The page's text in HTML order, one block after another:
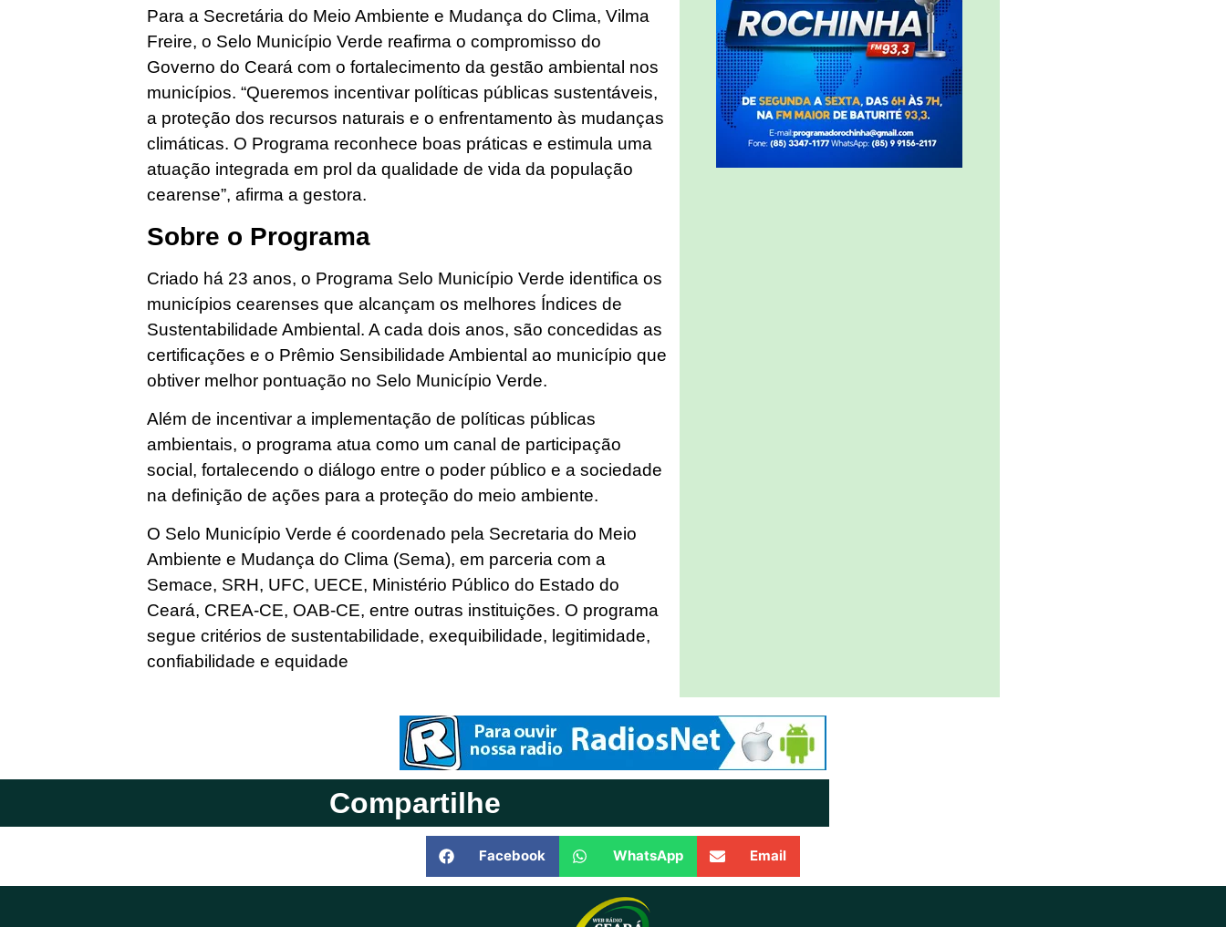
Para a Secretária do Meio Ambiente e Mudança do Clima, Vilma
Freire, o Selo Município Verde reafirma o compromisso do
Governo do Ceará com o fortalecimento da gestão ambiental nos
municípios. “Queremos incentivar políticas públicas sustentáveis,
a proteção dos recursos naturais e o enfrentamento às mudanças
climáticas. O Programa reconhece boas práticas e estimula uma
atuação integrada em prol da qualidade de vida da população
cearense”, afirma a gestora.
Sobre o Programa
Criado há 23 anos, o Programa Selo Município Verde identifica os
municípios cearenses que alcançam os melhores Índices de
Sustentabilidade Ambiental. A cada dois anos, são concedidas as
certificações e o Prêmio Sensibilidade Ambiental ao município que
obtiver melhor pontuação no Selo Município Verde.
Além de incentivar a implementação de políticas públicas
ambientais, o programa atua como um canal de participação
social, fortalecendo o diálogo entre o poder público e a sociedade
na definição de ações para a proteção do meio ambiente.
O Selo Município Verde é coordenado pela Secretaria do Meio
Ambiente e Mudança do Clima (Sema), em parceria com a
Semace, SRH, UFC, UECE, Ministério Público do Estado do
Ceará, CREA-CE, OAB-CE, entre outras instituições. O programa
segue critérios de sustentabilidade, exequibilidade, legitimidade,
confiabilidade e equidade
Compartilhe
Facebook WhatsApp Email